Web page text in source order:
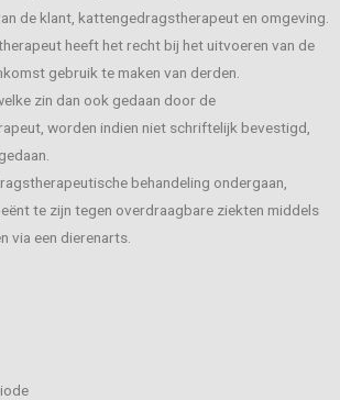
de klant, kattengedragstherapeut en omgeving.
heeft het recht bij het uitvoeren van de
gebruik te maken van derden.
zin dan ook gedaan door de
worden indien niet schriftelijk bevestigd,
behandeling ondergaan,
te zijn tegen overdraagbare ziekten middels
via een dierenarts.